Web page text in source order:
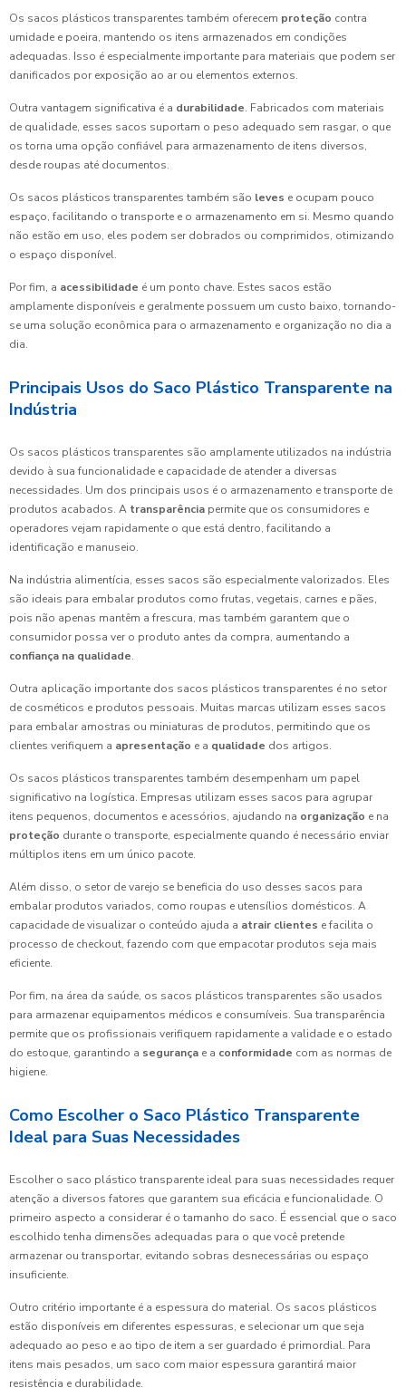
Os sacos plásticos transparentes também oferecem proteção contra
umidade e poeira, mantendo os itens armazenados em condições
adequadas. Isso é especialmente importante para materiais que podem ser
danificados por exposição ao ar ou elementos externos.
Outra vantagem significativa é a durabilidade. Fabricados com materiais
de qualidade, esses sacos suportam o peso adequado sem rasgar, o que
os torna uma opção confiável para armazenamento de itens diversos,
desde roupas até documentos.
Os sacos plásticos transparentes também são leves e ocupam pouco
espaço, facilitando o transporte e o armazenamento em si. Mesmo quando
não estão em uso, eles podem ser dobrados ou comprimidos, otimizando
o espaço disponível.
Por fim, a acessibilidade é um ponto chave. Estes sacos estão
amplamente disponíveis e geralmente possuem um custo baixo, tornando-
se uma solução econômica para o armazenamento e organização no dia a
dia.
Principais Usos do Saco Plástico Transparente na
Indústria
Os sacos plásticos transparentes são amplamente utilizados na indústria
devido à sua funcionalidade e capacidade de atender a diversas
necessidades. Um dos principais usos é o armazenamento e transporte de
produtos acabados. A transparência permite que os consumidores e
operadores vejam rapidamente o que está dentro, facilitando a
identificação e manuseio.
Na indústria alimentícia, esses sacos são especialmente valorizados. Eles
são ideais para embalar produtos como frutas, vegetais, carnes e pães,
pois não apenas mantêm a frescura, mas também garantem que o
consumidor possa ver o produto antes da compra, aumentando a
confiança na qualidade.
Outra aplicação importante dos sacos plásticos transparentes é no setor
de cosméticos e produtos pessoais. Muitas marcas utilizam esses sacos
para embalar amostras ou miniaturas de produtos, permitindo que os
clientes verifiquem a apresentação e a qualidade dos artigos.
Os sacos plásticos transparentes também desempenham um papel
significativo na logística. Empresas utilizam esses sacos para agrupar
itens pequenos, documentos e acessórios, ajudando na organização e na
proteção durante o transporte, especialmente quando é necessário enviar
múltiplos itens em um único pacote.
Além disso, o setor de varejo se beneficia do uso desses sacos para
embalar produtos variados, como roupas e utensílios domésticos. A
capacidade de visualizar o conteúdo ajuda a atrair clientes e facilita o
processo de checkout, fazendo com que empacotar produtos seja mais
eficiente.
Por fim, na área da saúde, os sacos plásticos transparentes são usados
para armazenar equipamentos médicos e consumíveis. Sua transparência
permite que os profissionais verifiquem rapidamente a validade e o estado
do estoque, garantindo a segurança e a conformidade com as normas de
higiene.
Como Escolher o Saco Plástico Transparente
Ideal para Suas Necessidades
Escolher o saco plástico transparente ideal para suas necessidades requer
atenção a diversos fatores que garantem sua eficácia e funcionalidade. O
primeiro aspecto a considerar é o tamanho do saco. É essencial que o saco
escolhido tenha dimensões adequadas para o que você pretende
armazenar ou transportar, evitando sobras desnecessárias ou espaço
insuficiente.
Outro critério importante é a espessura do material. Os sacos plásticos
estão disponíveis em diferentes espessuras, e selecionar um que seja
adequado ao peso e ao tipo de item a ser guardado é primordial. Para
itens mais pesados, um saco com maior espessura garantirá maior
resistência e durabilidade.